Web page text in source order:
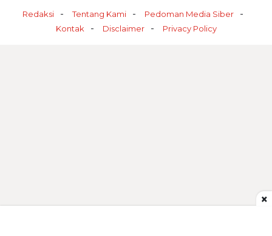
Redaksi Tentang Kami
Pedoman Media Siber
Kontak
Disclaimer Privacy Policy
×